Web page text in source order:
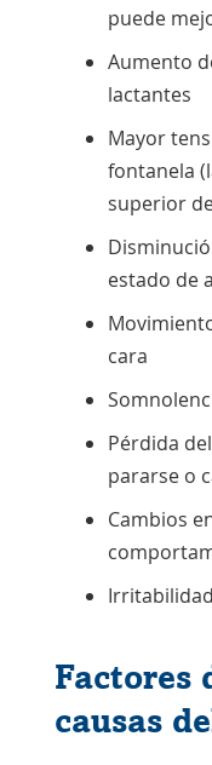
puede
Aumento
lactantes
Mayor
fontanela
superior
estado de
cara
Pérdida
pararse o
Cambios
Irritabilidad
Factores
causas